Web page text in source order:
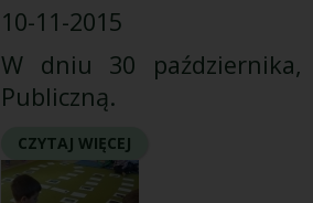
10-11-2015
W dniu 30 października,
Publiczną.
CZYTAJ WIĘCEJ